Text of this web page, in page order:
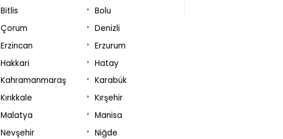
Bitlis
Bolu
Çorum
Denizli
Erzincan
Erzurum
Hakkari
Hatay
Kahramanmaraş
Karabük
Kırıkkale
Kırşehir
Malatya
Manisa
Nevşehir
Niğde